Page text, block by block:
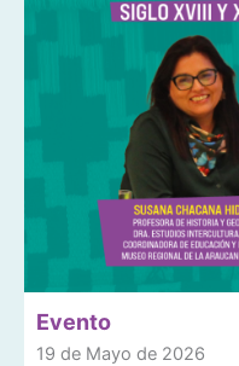
Evento
19 de Mayo de 2026